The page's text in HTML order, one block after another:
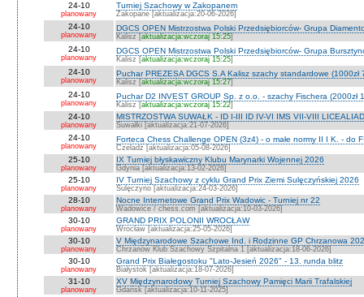
24-10
planowany
Turniej Szachowy w Zakopanem
Zakopane [aktualizacja:20-06-2026]
24-10
planowany
DGCS OPEN Mistrzostwa Polski Przedsiębiorców- Grupa
Kalisz [aktualizacja:wczoraj 15:25]
24-10
planowany
DGCS OPEN Mistrzostwa Polski Przedsiębiorców- Grupa
Kalisz [aktualizacja:wczoraj 15:25]
24-10
planowany
Puchar PREZESA DGCS S.A Kalisz szachy standardowe (1000zł
Kalisz [aktualizacja:wczoraj 15:27]
24-10
planowany
Puchar D2 INVEST GROUP Sp. z o.o. - szachy Fischera (2000zł
Kalisz [aktualizacja:wczoraj 15:22]
24-10
planowany
MISTRZOSTWA SUWAŁK - ID I-III ID IV-VI IMS VII-VIII
Suwałki [aktualizacja:21-07-2026]
24-10
planowany
Forteca Chess Challenge OPEN (3z4) - o małe normy II I K. - do
Czeladź [aktualizacja:05-08-2026]
25-10
planowany
IX Turniej błyskawiczny Klubu Marynarki Wojennej 2026
Gdynia [aktualizacja:13-02-2026]
25-10
planowany
IV Turniej Szachowy z cyklu Grand Prix Ziemi Sulęczyńskiej 2026
Sulęczyno [aktualizacja:24-03-2026]
28-10
planowany
Nocne Internetowe Grand Prix Wadowic - Turniej nr 22
Wadowice / chess.com [aktualizacja:10-03-2026]
30-10
planowany
GRAND PRIX POLONII WROCŁAW
Wrocław [aktualizacja:25-05-2026]
30-10
planowany
V Międzynarodowe Szachowe Ind. i Rodzinne GP Chrzanowa
Chrzanów Klub Szachowy Szpitalna 1 [aktualizacja:18-06-2026]
30-10
planowany
Grand Prix Białegostoku "Lato-Jesień 2026" - 13. runda blitz
Białystok [aktualizacja:18-07-2026]
31-10
planowany
XV Międzynarodowy Turniej Szachowy Pamięci Marii Trafalskiej
Gdańsk [aktualizacja:10-11-2025]